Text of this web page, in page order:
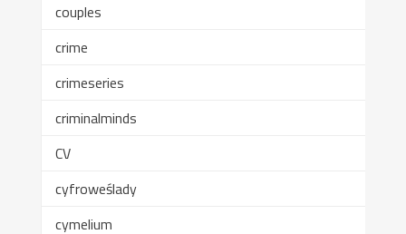
couples
crime
crimeseries
criminalminds
CV
cyfroweślady
cymelium